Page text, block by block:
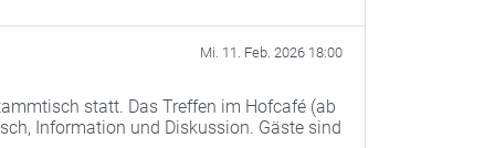
Mi. 11. Feb. 2026 18:00
statt. Das Treffen im Hofcafé (ab
Information und Diskussion. Gäste sind